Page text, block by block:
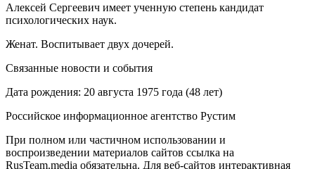
Алексей Сергеевич имеет ученную степень кандидат
психологических наук.
Женат. Воспитывает двух дочерей.
Связанные новости и события
Дата рождения: 20 августа 1975 года (48 лет)
Российское информационное агентство Рустим
При полном или частичном использовании и
воспроизведении материалов сайтов ссылка на
RusTeam.media обязательна. Для веб-сайтов интерактивная